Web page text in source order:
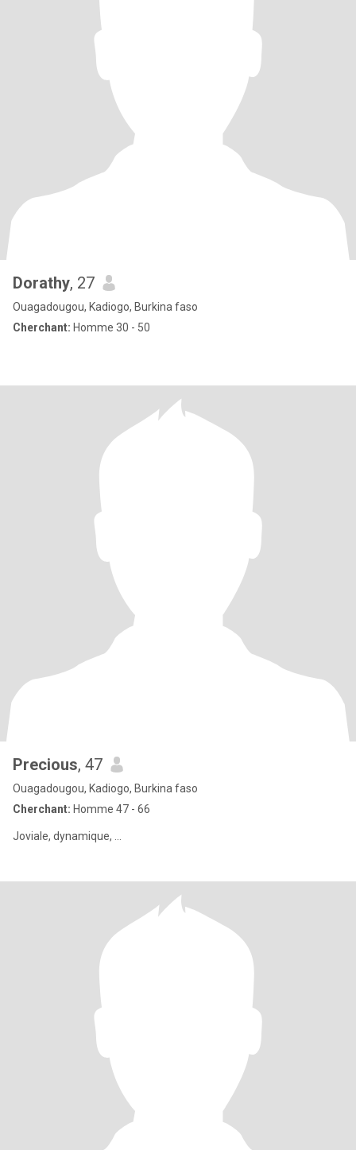
Dorathy, 27
Ouagadougou, Kadiogo, Burkina faso
Cherchant: Homme 30 - 50
Precious, 47
Ouagadougou, Kadiogo, Burkina faso
Cherchant: Homme 47 - 66
Joviale, dynamique, ...